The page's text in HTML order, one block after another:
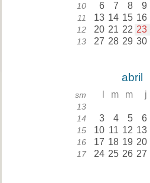
10 6 7 8 9
11 13 14 15 16
12 20 21 22 23
13 27 28 29 30
abril
sm m m j
13
14 3 4 5 6
15 10 11 12 13
16 17 18 19 20
17 24 25 26 27